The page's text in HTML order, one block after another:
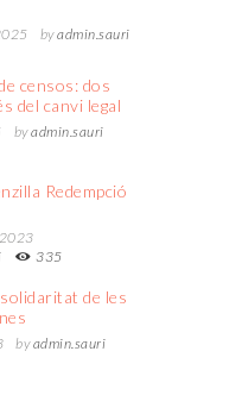
byadmin.sauri
censos: dos
del canvi legal
byadmin.sauri
Redempció
335
solidaritat de les
byadmin.sauri